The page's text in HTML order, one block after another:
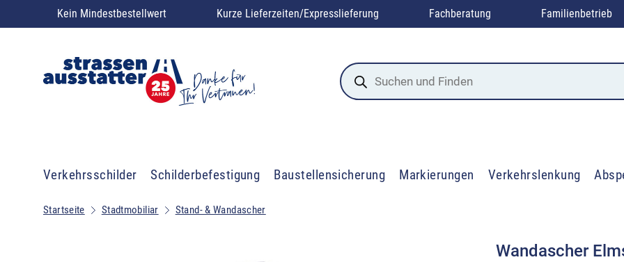
Kein Mindestbestellwert Kurze Lieferzeiten/Expresslieferung Fachberatung Familienbetrieb
Products
search
Verkehrsschilder Schilderbefestigung Baustellensicherung Markierungen Verkehrslenkung
Startseite Stadtmobiliar Stand- & Wandascher
Wandascher